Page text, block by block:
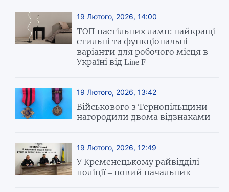
19 Лютого, 2026, 14:00
ТОП настільних ламп: найкращі
стильні та функціональні
варіанти для робочого місця в
Україні від Line F
19 Лютого, 2026, 13:42
Військового з Тернопільщини
нагородили двома відзнаками
19 Лютого, 2026, 12:49
У Кременецькому райвідділі
поліції – новий начальник